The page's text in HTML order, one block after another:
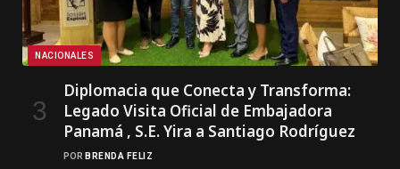
NACIONALES
Diplomacia que Conecta y Transforma:
Legado Visita Oficial de Embajadora
Panamá , S.E. Yira a Santiago Rodríguez
POR BRENDA FELIZ